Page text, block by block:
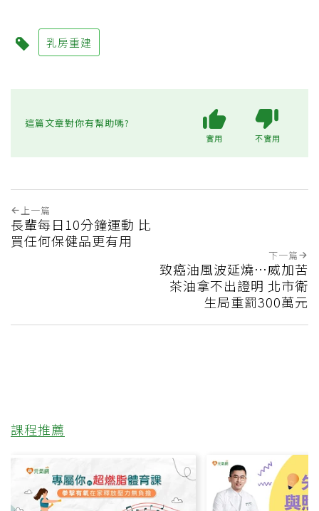
乳房重建
這篇文章對你有幫助嗎?
實用 不實用
上一篇
長輩每日10分鐘運動 比
買任何保健品更有用
下一篇
致癌油風波延燒…威加苦
茶油拿不出證明 北市衛
生局重罰300萬元
課程推薦